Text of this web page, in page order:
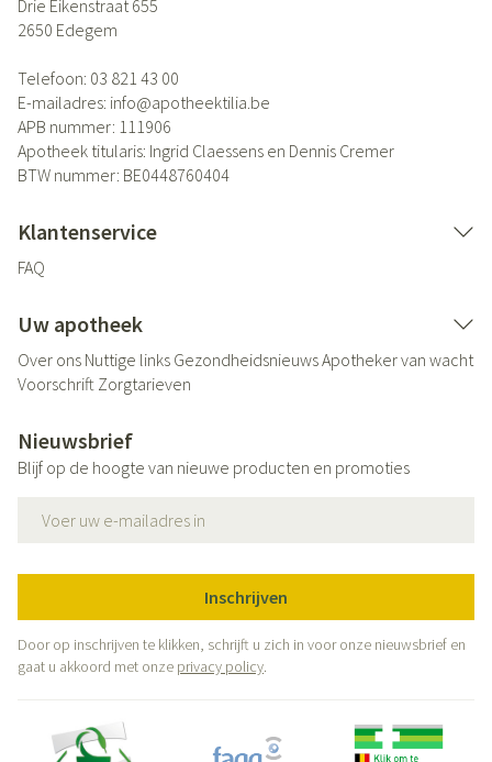
Drie Eikenstraat 655
2650 Edegem
Telefoon: 03 821 43 00
E-mailadres: info@apotheektilia.be
APB nummer: 111906
Apotheek titularis: Ingrid Claessens en Dennis Cremer
BTW nummer: BE0448760404
Klantenservice
FAQ
Uw apotheek
Over ons Nuttige links GezondheidsnieuwsApotheker van wacht
Voorschrift Zorgtarieven
Nieuwsbrief
Blijf op de hoogte van nieuwe producten en promoties
Inschrijven
Door op inschrijven te klikken, schrijft u zich in voor onze nieuwsbrief en
gaat u akkoord met onze privacy policy.